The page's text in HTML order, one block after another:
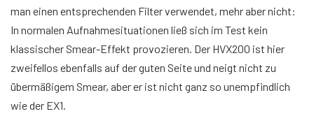
man einen entsprechenden Filter verwendet, mehr aber nicht:
In normalen Aufnahmesituationen ließ sich im Test kein
klassischer Smear-Effekt provozieren. Der HVX200 ist hier
zweifellos ebenfalls auf der guten Seite und neigt nicht zu
übermäßigem Smear, aber er ist nicht ganz so unempfindlich
wie der EX1.